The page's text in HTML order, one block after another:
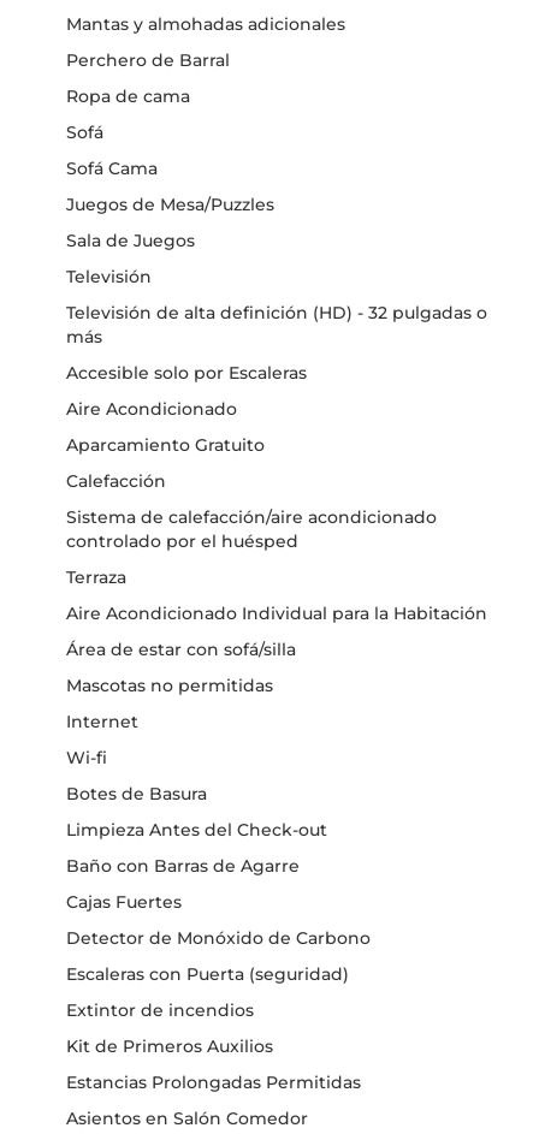
Mantas y almohadas adicionales
Perchero de Barral
Ropa de cama
Sofá
Sofá Cama
Juegos de Mesa/Puzzles
Sala de Juegos
Televisión
Televisión de alta definición (HD) - 32 pulgadas o
más
Accesible solo por Escaleras
Aire Acondicionado
Aparcamiento Gratuito
Calefacción
Sistema de calefacción/aire acondicionado
controlado por el huésped
Terraza
Aire Acondicionado Individual para la Habitación
Área de estar con sofá/silla
Mascotas no permitidas
Internet
Wi-fi
Botes de Basura
Limpieza Antes del Check-out
Baño con Barras de Agarre
Cajas Fuertes
Detector de Monóxido de Carbono
Escaleras con Puerta (seguridad)
Extintor de incendios
Kit de Primeros Auxilios
Estancias Prolongadas Permitidas
Asientos en Salón Comedor